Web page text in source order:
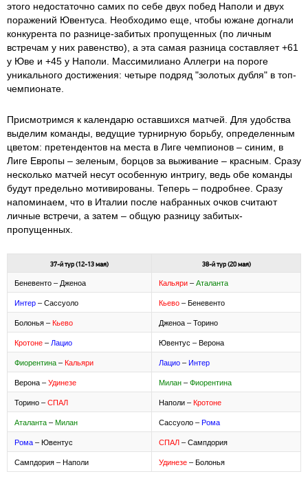
этого недостаточно самих по себе двух побед Наполи и двух
поражений Ювентуса. Необходимо еще, чтобы южане догнали
конкурента по разнице-забитых пропущенных (по личным
встречам у них равенство), а эта самая разница составляет +61
у Юве и +45 у Наполи. Массимилиано Аллегри на пороге
уникального достижения: четыре подряд "золотых дубля" в топ-
чемпионате.
Присмотримся к календарю оставшихся матчей. Для удобства
выделим команды, ведущие турнирную борьбу, определенным
цветом: претендентов на места в Лиге чемпионов – синим, в
Лиге Европы – зеленым, борцов за выживание – красным. Сразу
несколько матчей несут особенную интригу, ведь обе команды
будут предельно мотивированы. Теперь – подробнее. Сразу
напоминаем, что в Италии после набранных очков считают
личные встречи, а затем – общую разницу забитых-
пропущенных.
37-й тур (12-13 мая) 38-й тур (20 мая)
Беневенто – Дженоа Кальяри – Аталанта
Интер – Сассуоло Кьево – Беневенто
Болонья – Кьево Дженоа – Торино
Кротоне – Лацио Ювентус – Верона
Фиорентина – Кальяри Лацио – Интер
Верона – Удинезе Милан – Фиорентина
Торино – СПАЛ Наполи – Кротоне
Аталанта – Милан Сассуоло – Рома
Рома – Ювентус СПАЛ – Сампдория
Сампдория – Наполи Удинезе – Болонья